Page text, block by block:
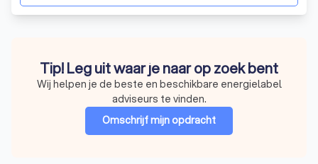
Tip! Leg uit waar je naar op zoek bent
Wij helpen je de beste en beschikbare energielabel
adviseurs te vinden.
Omschrijf mijn opdracht